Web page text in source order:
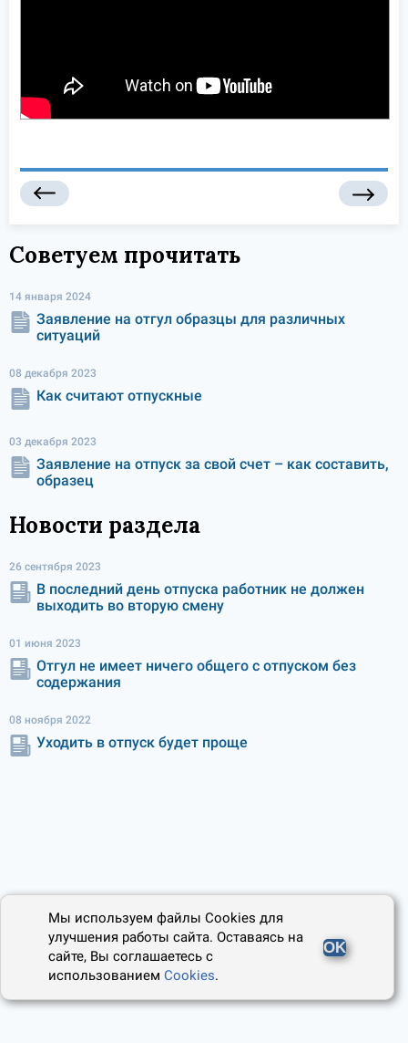
Советуем прочитать
14 января 2024
Заявление на отгул образцы для различных
ситуаций
08 декабря 2023
Как считают отпускные
03 декабря 2023
Заявление на отпуск за свой счет – как составить,
образец
Новости раздела
26 сентября 2023
В последний день отпуска работник не должен
выходить во вторую смену
01 июня 2023
Отгул не имеет ничего общего с отпуском без
содержания
08 ноября 2022
Уходить в отпуск будет проще
Мы используем файлы Cookies для
улучшения работы сайта. Оставаясь на
сайте, Вы соглашаетесь с
использованиемCookies.
OK